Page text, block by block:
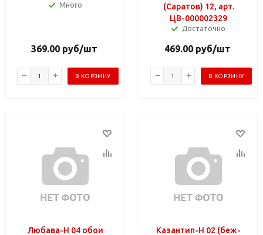
Много
369.00руб/шт
В КОРЗИНУ
(Саратов) 12, арт.
ЦВ-000002329
Достаточно
469.00руб/шт
В КОРЗИНУ
Любава-Н 04 обои
Казантип-Н 02 (беж-